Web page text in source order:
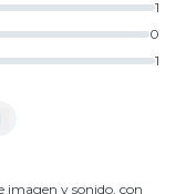
1
0
1
imagen y sonido, con